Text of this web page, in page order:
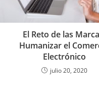
El Reto de las
Humanizar el
Electrónico
julio 20, 2020